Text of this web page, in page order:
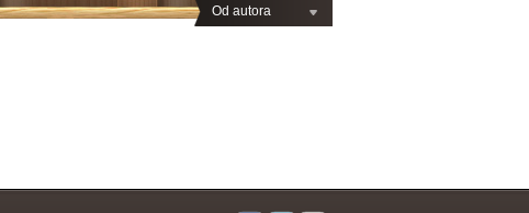
Od autora